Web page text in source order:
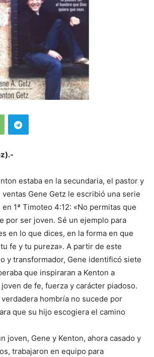
estaba en la secundaria, el pastor y
Gene Getz le escribió una serie
1ª Timoteo 4:12: «No permitas que
por ser joven. Sé un ejemplo para
en lo que dices, en la forma en que
fe y tu pureza». A partir de este
y transformador, Gene identificó siete
que inspiraran a Kenton a
de fe, fuerza y carácter piadoso.
verdadera hombría no sucede por
que su hijo escogiera el camino
joven, Gene y Kenton, ahora casado y
trabajaron en equipo para